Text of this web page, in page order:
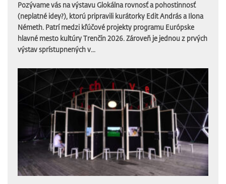
Pozývame vás na výstavu Glokálna rovnosť a pohostinnosť
(neplatné idey?), ktorú pripravili kurátorky Edit András a Ilona
Németh. Patrí medzi kľúčové projekty programu Európske
hlavné mesto kultúry Trenčín 2026. Zároveň je jednou z prvých
výstav sprístupnených v...